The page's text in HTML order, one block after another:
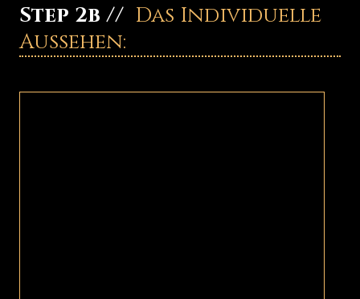
Step 2b // Das Individuelle
Aussehen: